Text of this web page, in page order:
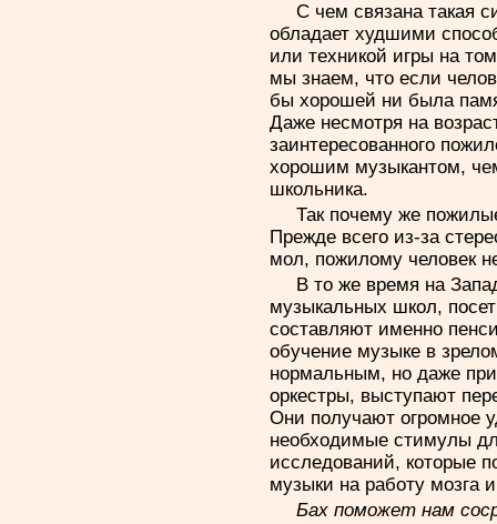
С чем связана такая
обладает худшими
или техникой игры на
мы знаем, что если
бы хорошей ни была
Даже несмотря на
заинтересованного
хорошим музыкантом,
школьника.
Так почему же
Прежде всего из-за
мол, пожилому человек
В то же время на
музыкальных школ,
составляют именно
обучение музыке в
нормальным, но даже
оркестры, выступают
Они получают огромное
необходимые стимулы
исследований, которые
музыки на работу мозга
Бах поможет нам